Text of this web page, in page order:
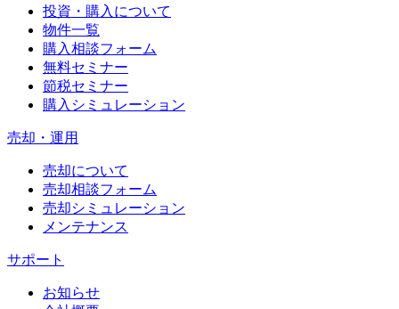
投資・購入について
物件一覧
購入相談フォーム
無料セミナー
節税セミナー
購入シミュレーション
売却・運用
売却について
売却相談フォーム
売却シミュレーション
メンテナンス
サポート
お知らせ